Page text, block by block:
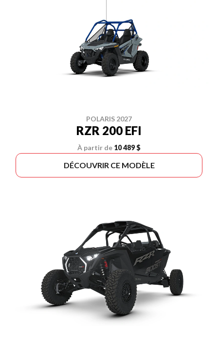
POLARIS 2027
RZR 200 EFI
À partir de 10 489 $
DÉCOUVRIR CE MODÈLE